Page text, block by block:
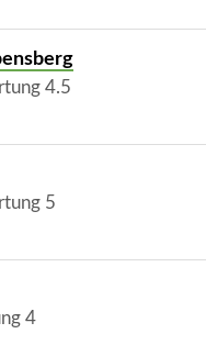
4.5
5
4